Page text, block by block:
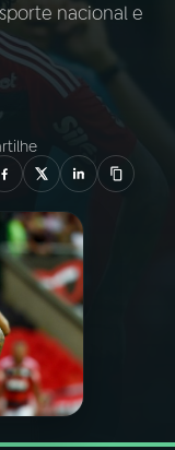
nacional e